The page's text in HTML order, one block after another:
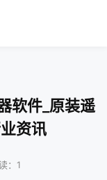
软件_原装遥
资讯
：1